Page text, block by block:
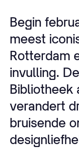
Begin
meest
Rotterdam
invulling.
Bibliotheek
verandert
bruisende